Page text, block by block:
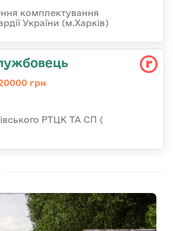
комплектування
України (м.Харків)
грн
РТЦК ТА СП (